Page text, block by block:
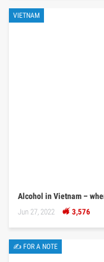
VIETNAM
Alcohol in Vietnam –
Jun 27, 2022 3,576
✍ FOR A NOTE